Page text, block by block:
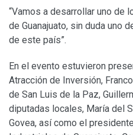
“Vamos a desarrollar uno de
de Guanajuato, sin duda uno
de este país”.
En el evento estuvieron
Atracción de Inversión,
de San Luis de la Paz,
diputadas locales, María del
Govea, así como el